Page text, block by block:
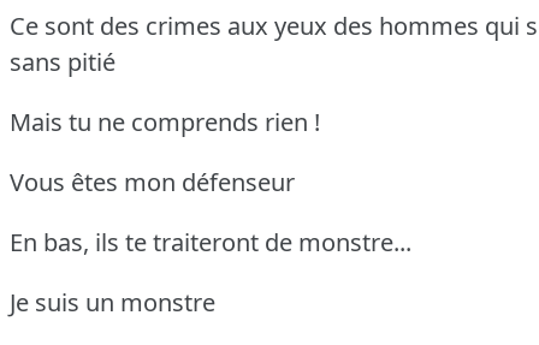
Ce sont des crimes aux yeux des hommes qui
sans pitié
Mais tu ne comprends rien !
Vous êtes mon défenseur
En bas, ils te traiteront de monstre...
Je suis un monstre